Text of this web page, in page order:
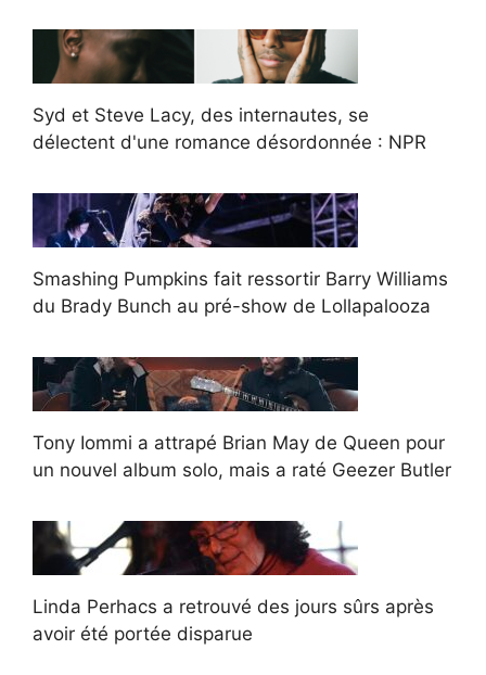
Syd et Steve Lacy, des internautes, se
délectent d'une romance désordonnée : NPR
Smashing Pumpkins fait ressortir Barry Williams
du Brady Bunch au pré-show de Lollapalooza
Tony Iommi a attrapé Brian May de Queen pour
un nouvel album solo, mais a raté Geezer Butler
Linda Perhacs a retrouvé des jours sûrs après
avoir été portée disparue